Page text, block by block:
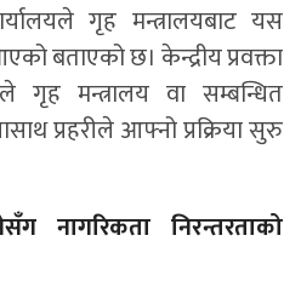
गृह मन्त्रालयबाट यस
बताएको छ। केन्द्रीय प्रवक्ता
गृह मन्त्रालय वा सम्बन्धित
प्रहरीले आफ्नो प्रक्रिया सुरु
नागरिकता निरन्तरताको